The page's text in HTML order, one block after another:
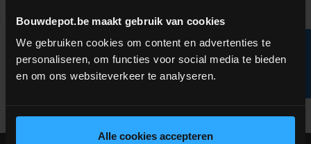
Bouwdepot.be maakt gebruik van cookies
We gebruiken cookies om content en advertenties te
personaliseren, om functies voor social media te bieden
en om ons websiteverkeer te analyseren.
Alle cookies accepteren